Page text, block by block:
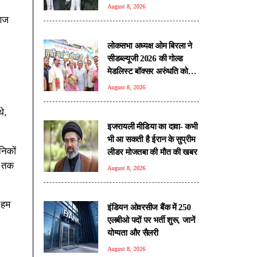
तक
August 8, 2026
लोकसभा अध्यक्ष ओम बिरला ने
सीडब्ल्यूजी 2026 की गोल्ड
मेडलिस्ट बॉक्सर अरुंधति को
किया सम्मानित
August 8, 2026
इजरायली मीडिया का दावा- कभी
भी आ सकती है ईरान के सुप्रीम
लीडर मोजतबा की मौत की खबर
August 8, 2026
इंडियन ओवरसीज बैंक में 250
एलबीओ पदों पर भर्ती शुरू, जानें
योग्यता और सैलरी
August 8, 2026